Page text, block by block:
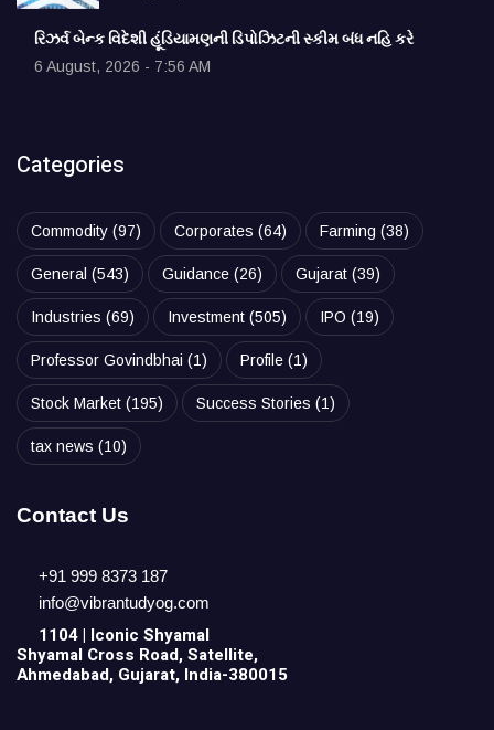
રિઝર્વ બેન્ક વિદેશી હૂંડિયામણની ડિપોઝિટની સ્કીમ બંધ નહિ કરે
6 August, 2026 - 7:56 AM
Categories
Commodity (97) Corporates (64) Farming (38)
General (543) Guidance (26) Gujarat (39)
Industries (69) Investment (505) IPO (19)
Professor Govindbhai (1) Profile (1)
Stock Market (195) Success Stories (1)
tax news (10)
Contact Us
+91 999 8373 187
info@vibrantudyog.com
1104 | Iconic Shyamal
Shyamal Cross Road, Satellite,
Ahmedabad, Gujarat, India-380015